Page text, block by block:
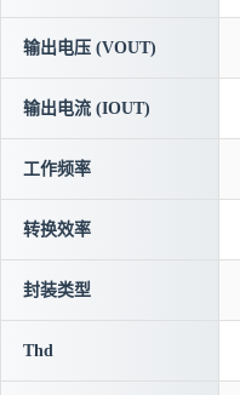
输出电压 (VOUT)
输出电流 (IOUT)
工作频率
转换效率
封装类型
Thd